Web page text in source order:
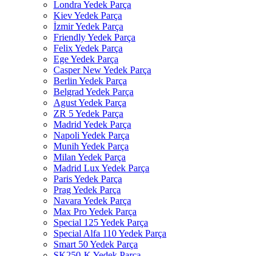
Londra Yedek Parça
Kiev Yedek Parça
İzmir Yedek Parça
Friendly Yedek Parça
Felix Yedek Parça
Ege Yedek Parça
Casper New Yedek Parça
Berlin Yedek Parça
Belgrad Yedek Parça
Agust Yedek Parça
ZR 5 Yedek Parça
Madrid Yedek Parça
Napoli Yedek Parça
Munih Yedek Parça
Milan Yedek Parça
Madrid Lux Yedek Parça
Paris Yedek Parça
Prag Yedek Parça
Navara Yedek Parça
Max Pro Yedek Parça
Special 125 Yedek Parça
Special Alfa 110 Yedek Parça
Smart 50 Yedek Parça